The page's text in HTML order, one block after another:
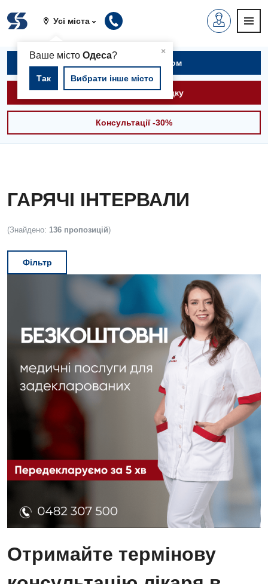
Усі міста
×
Ваше містоОдеса?
Так Вибрати інше місто
Записатися на прийом
Викликати швидку
Консультації -30%
ГАРЯЧІ ІНТЕРВАЛИ
(Знайдено: 136 пропозицій)
Фільтр
Отримайте термінову